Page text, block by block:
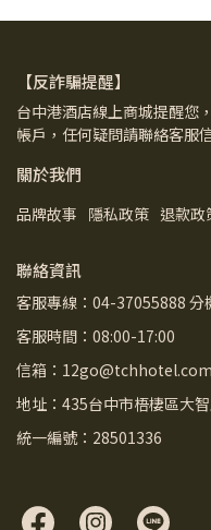
【反詐騙提醒】
台中港酒店線上商城提醒您
帳戶，任何疑問請聯絡客服
關於我們
品牌故事 隱私政策 退款政
聯絡資訊
客服專線：04-37055888 分
客服時間：08:00-17:00
信箱：12go@tchhotel.com
地址：435台中市梧棲區大
統一編號：28501336